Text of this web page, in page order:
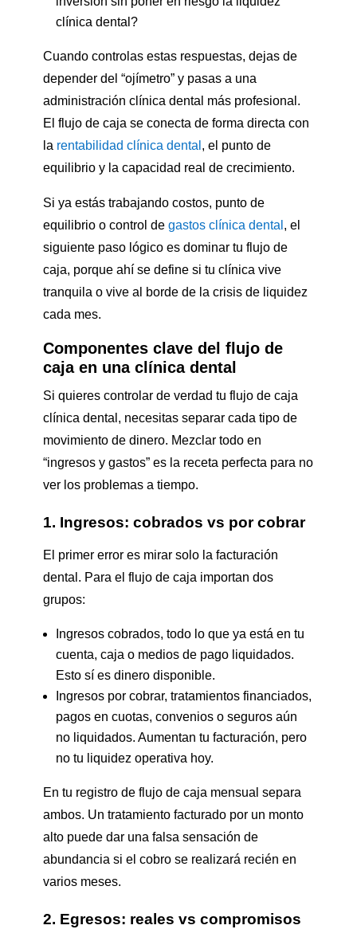
clínica dental?
Cuando controlas estas respuestas, dejas de
depender del “ojímetro” y pasas a una
administración clínica dental más profesional.
El flujo de caja se conecta de forma directa con
la rentabilidad clínica dental , el punto de
equilibrio y la capacidad real de crecimiento.
Si ya estás trabajando costos, punto de
equilibrio o control de gastos clínica dental , el
siguiente paso lógico es dominar tu flujo de
caja, porque ahí se define si tu clínica vive
tranquila o vive al borde de la crisis de liquidez
cada mes.
Componentes clave del flujo de
caja en una clínica dental
Si quieres controlar de verdad tu flujo de caja
clínica dental, necesitas separar cada tipo de
movimiento de dinero. Mezclar todo en
“ingresos y gastos” es la receta perfecta para no
ver los problemas a tiempo.
1. Ingresos: cobrados vs por cobrar
El primer error es mirar solo la facturación
dental. Para el flujo de caja importan dos
grupos:
Ingresos cobrados, todo lo que ya está en tu
cuenta, caja o medios de pago liquidados.
Esto sí es dinero disponible.
Ingresos por cobrar, tratamientos financiados,
pagos en cuotas, convenios o seguros aún
no liquidados. Aumentan tu facturación, pero
no tu liquidez operativa hoy.
En tu registro de flujo de caja mensual separa
ambos. Un tratamiento facturado por un monto
alto puede dar una falsa sensación de
abundancia si el cobro se realizará recién en
varios meses.
2. Egresos: reales vs compromisos